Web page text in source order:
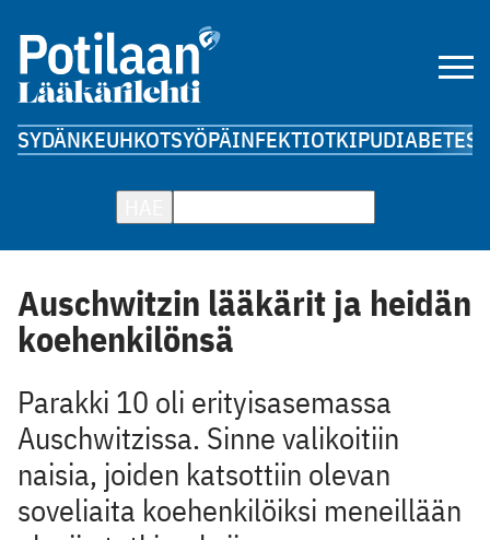
SYDÄNKEUHKOTSYÖPÄINFEKTIOTKIPUDIABETES
Auschwitzin lääkärit ja heidän
koehenkilönsä
Parakki 10 oli erityisasemassa
Auschwitzissa. Sinne valikoitiin
naisia, joiden katsottiin olevan
soveliaita koehenkilöiksi meneillään